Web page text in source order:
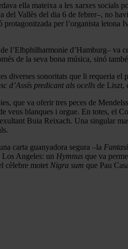
ella mateixa a les xarxes socials
Vallès del dia 6 de febrer–, no
per l’organista letona
l’Elbphilharmonie d’Hamburg– va
de la seva bona música, sinó
sonoritats que li requeria
d’Assís predicant als ocells de Liszt,
que va oferir tres peces de
veus blanques i orgue. En totes, el
Buia Reixach. Una singular
carta guanyadora segura –la
Los Angeles: un Hymnus que va
cèlebre motet Nigra sum que Pau